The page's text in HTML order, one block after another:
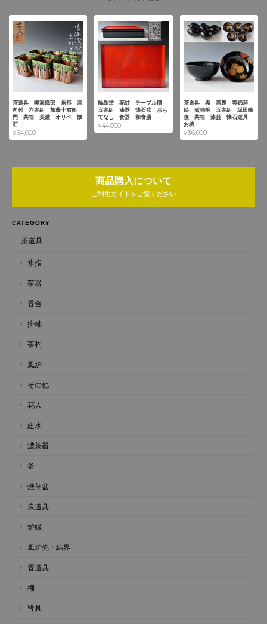
茶道具 鳴海織部 角形 深
向付 六客組 加藤十右衛
門 共箱 美濃 オリベ 懐
石
¥64,000
輪島塗 花紋 テーブル膳
五客組 漆器 懐石盆 おも
てなし 食器 和食膳
¥44,000
茶道具 黒 蓋裏 雲錦蒔
絵 煮物椀 五客組 坂田峰
俊 共箱 漆芸 懐石道具
お椀
¥36,000
商品購入について
ご利用ガイドをご覧ください
CATEGORY
茶道具
水指
茶器
香合
掛軸
茶杓
風炉
その他
花入
建水
濃茶器
釜
煙草盆
炭道具
炉縁
風炉先・結界
香道具
棚
皆具